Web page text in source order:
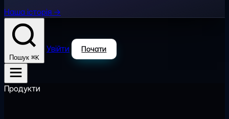
Наша історія →
Пошук ⌘K
Увійти Почати
Продукти